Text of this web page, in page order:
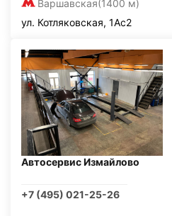
Варшавская(1400 м)
ул. Котляковская, 1Ас2
Автосервис Измайлово
+7 (495) 021-25-26